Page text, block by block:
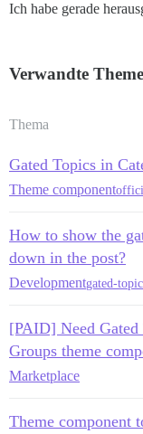
Ich habe gerade
Verwandte
Thema
Gated Topics in
Theme component
How to show the
down in the post?
Developmentgated-
[PAID] Need
Groups theme
Marketplace
Theme component